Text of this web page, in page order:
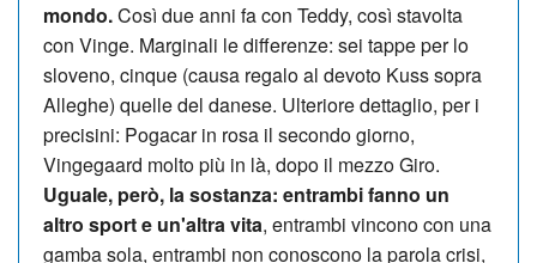
NEWSLETTER
mondo.Così due anni fa con Teddy, così stavolta
con Vinge. Marginali le differenze: sei tappe per lo
sloveno, cinque (causa regalo al devoto Kuss sopra
Alleghe) quelle del danese. Ulteriore dettaglio, per i
precisini: Pogacar in rosa il secondo giorno,
Vingegaard molto più in là, dopo il mezzo Giro.
Uguale, però, la sostanza: entrambi fanno un
altro sport e un'altra vita, entrambi vincono con una
gamba sola, entrambi non conoscono la parola crisi,